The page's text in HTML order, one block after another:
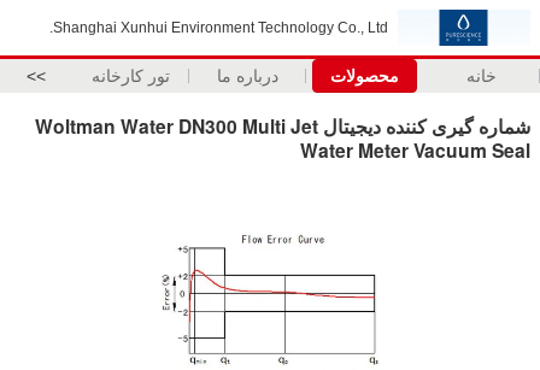
Shanghai Xunhui Environment Technology Co., Ltd.
خانه محصولات درباره ما تور کارخانه >>
شماره گیری کننده دیجیتال Woltman Water DN300 Multi Jet
Water Meter Vacuum Seal